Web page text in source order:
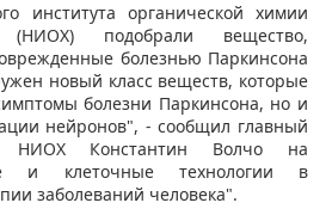
института органической химии
подобрали вещество,
болезнью Паркинсона
новый класс веществ, которые
болезни Паркинсона, но и
нейронов", - сообщил главный
НИОХ Константин Волчо на
и клеточные технологии в
заболеваний человека".